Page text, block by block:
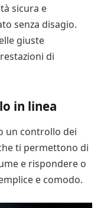
sicura e
senza disagio.
giuste
di
in linea
un controllo dei
ti permettono di
e rispondere o
e comodo.